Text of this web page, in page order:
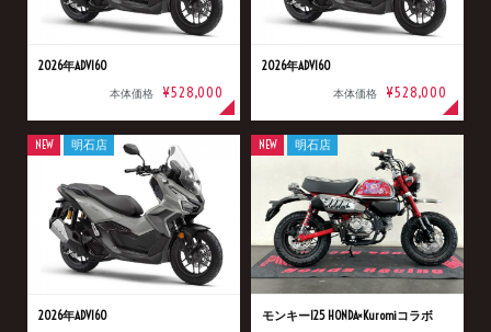
2026年ADV160
本体価格 ¥528,000
2026年ADV160
本体価格 ¥528,000
2026年ADV160
NEW 明石店
モンキー125 HONDA×Kuromiコラボ
NEW 明石店